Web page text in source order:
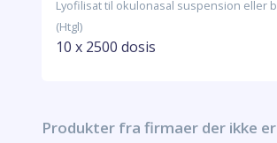
Lyofilisat til okulonasal suspension eller
(Htgl)
10 x 2500 dosis
Produkter fra firmaer der ikke er